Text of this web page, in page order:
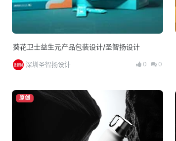
葵花卫士益生元产品包装设计/圣智扬设计
深圳圣智扬设计 0 0
原创